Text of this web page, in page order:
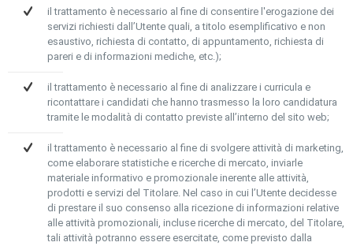
il trattamento è necessario al fine di consentire l'erogazione dei
servizi richiesti dall’Utente quali, a titolo esemplificativo e non
esaustivo, richiesta di contatto, di appuntamento, richiesta di
pareri e di informazioni mediche, etc.);
il trattamento è necessario al fine di analizzare i curricula e
ricontattare i candidati che hanno trasmesso la loro candidatura
tramite le modalità di contatto previste all’interno del sito web;
il trattamento è necessario al fine di svolgere attività di marketing,
come elaborare statistiche e ricerche di mercato, inviarle
materiale informativo e promozionale inerente alle attività,
prodotti e servizi del Titolare. Nel caso in cui l’Utente decidesse
di prestare il suo consenso alla ricezione di informazioni relative
alle attività promozionali, incluse ricerche di mercato, del Titolare,
tali attività potranno essere esercitate, come previsto dalla